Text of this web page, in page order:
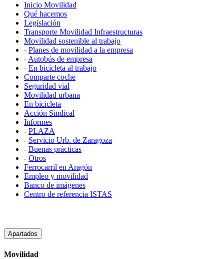
Inicio Movilidad
Qué hacemos
Legislación
Transporte Movilidad Infraestructuras
Movilidad sostenible al trabajo
- Planes de movilidad a la empresa
- Autobús de empresa
- En bicicleta al trabajo
Comparte coche
Seguridad vial
Movilidad urbana
En bicicleta
Acción Sindical
Informes
- PLAZA
- Servicio Urb. de Zaragoza
- Buenas prácticas
- Otros
Ferrocarril en Aragón
Empleo y movilidad
Banco de imágenes
Centro de referencia ISTAS
Apartados
Movilidad